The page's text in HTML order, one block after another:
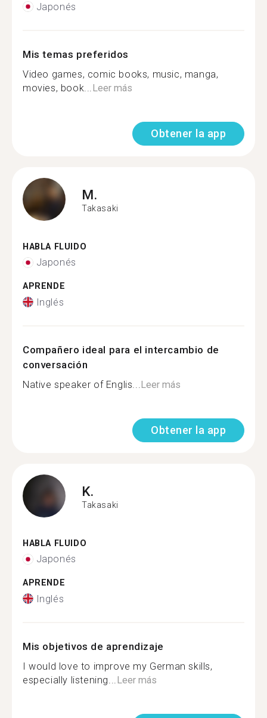
Japonés
Mis temas preferidos
Video games, comic books, music, manga,
movies, book... Leer más
Obtener la app
M.
Takasaki
HABLA FLUIDO
Japonés
APRENDE
Inglés
Compañero ideal para el intercambio de
conversación
Native speaker of Englis... Leer más
Obtener la app
K.
Takasaki
HABLA FLUIDO
Japonés
APRENDE
Inglés
Mis objetivos de aprendizaje
I would love to improve my German skills,
especially listening... Leer más